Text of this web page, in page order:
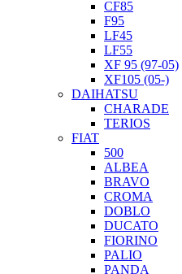
CF85
F95
LF45
LF55
XF 95 (97-05)
XF105 (05-)
DAIHATSU
CHARADE
TERIOS
FIAT
500
ALBEA
BRAVO
CROMA
DOBLO
DUCATO
FIORINO
PALIO
PANDA